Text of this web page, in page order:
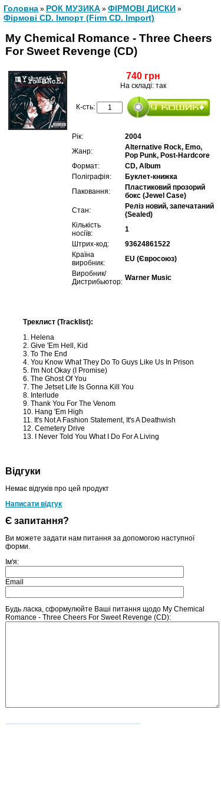
Головна » РОК МУЗИКА » ФІРМОВІ ДИСКИ »
Фірмові CD. Імпорт (Firm CD. Import)
My Chemical Romance - Three Cheers
For Sweet Revenge (CD)
740 грн
На складі: так
К-сть:
Рік:
2004
Жанр:
Alternative Rock, Emo,
Pop Punk, Post-Hardcore
Формат:
CD, Album
Поліграфія:
Буклет-книжка
Паковання:
Пластиковий прозорий
бокс (Jewel Case)
Стан:
Реліз новий, запечатаний
(Sealed)
Кількість
носіїв:
1
Штрих-код:
93624861522
Країна
виробник:
EU (Євросоюз)
Виробник/
Дистрибьютор: Warner Music
Треклист (Tracklist):
1. Helena
2. Give 'Em Hell, Kid
3. To The End
4. You Know What They Do To Guys Like Us In Prison
5. I'm Not Okay (I Promise)
6. The Ghost Of You
7. The Jetset Life Is Gonna Kill You
8. Interlude
9. Thank You For The Venom
10. Hang 'Em High
11. It's Not A Fashion Statement, It's A Deathwish
12. Cemetery Drive
13. I Never Told You What I Do For A Living
Відгуки
Немає відгуків про цей продукт
Написати відгук
Є запитання?
Ви можете задати нам питання за допомогою наступної
форми.
Ім'я:
Email
Будь ласка, сформулюйте Ваші питання щодо My Chemical
Romance - Three Cheers For Sweet Revenge (CD):